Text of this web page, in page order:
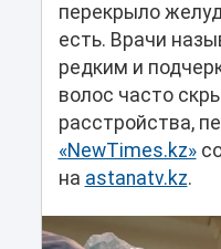
перекрыло
есть. Врачи
редким и
волос часто
расстройства,
«NewTimes.kz»
на astanatv.kz.